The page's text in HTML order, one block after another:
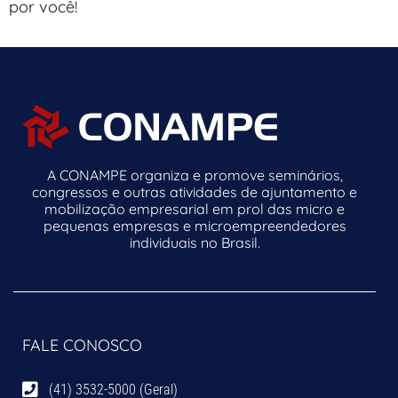
por você!
A CONAMPE organiza e promove seminários,
congressos e outras atividades de ajuntamento e
mobilização empresarial em prol das micro e
pequenas empresas e microempreendedores
individuais no Brasil.
FALE CONOSCO
(41) 3532-5000 (Geral)